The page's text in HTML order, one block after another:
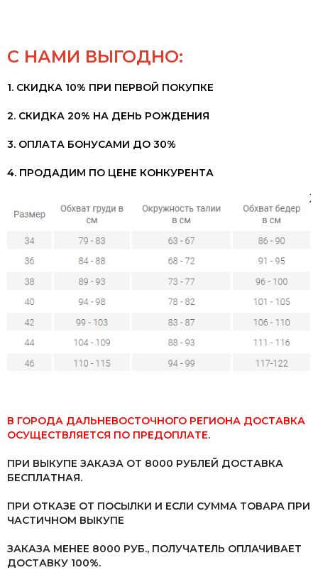
С НАМИ ВЫГОДНО:
1. СКИДКА 10% ПРИ ПЕРВОЙ ПОКУПКЕ
2. СКИДКА 20% НА ДЕНЬ РОЖДЕНИЯ
3. ОПЛАТА БОНУСАМИ ДО 30%
4. ПРОДАДИМ ПО ЦЕНЕ КОНКУРЕНТА
В ГОРОДА ДАЛЬНЕВОСТОЧНОГО РЕГИОНА ДОСТАВКА
ОСУЩЕСТВЛЯЕТСЯ ПО ПРЕДОПЛАТЕ.
ПРИ ВЫКУПЕ ЗАКАЗА ОТ 8000 РУБЛЕЙ ДОСТАВКА
БЕСПЛАТНАЯ.
ПРИ ОТКАЗЕ ОТ ПОСЫЛКИ И ЕСЛИ СУММА ТОВАРА ПРИ
ЧАСТИЧНОМ ВЫКУПЕ
ЗАКАЗА МЕНЕЕ 8000 РУБ., ПОЛУЧАТЕЛЬ ОПЛАЧИВАЕТ
ДОСТАВКУ 100%.